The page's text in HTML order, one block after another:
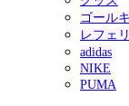
ゴール
レフェ
adidas
NIKE
PUMA